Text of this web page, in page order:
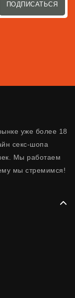
ПОДПИСАТЬСЯ
уже более 18
секс-шопа
Мы работаем
мы стремимся!